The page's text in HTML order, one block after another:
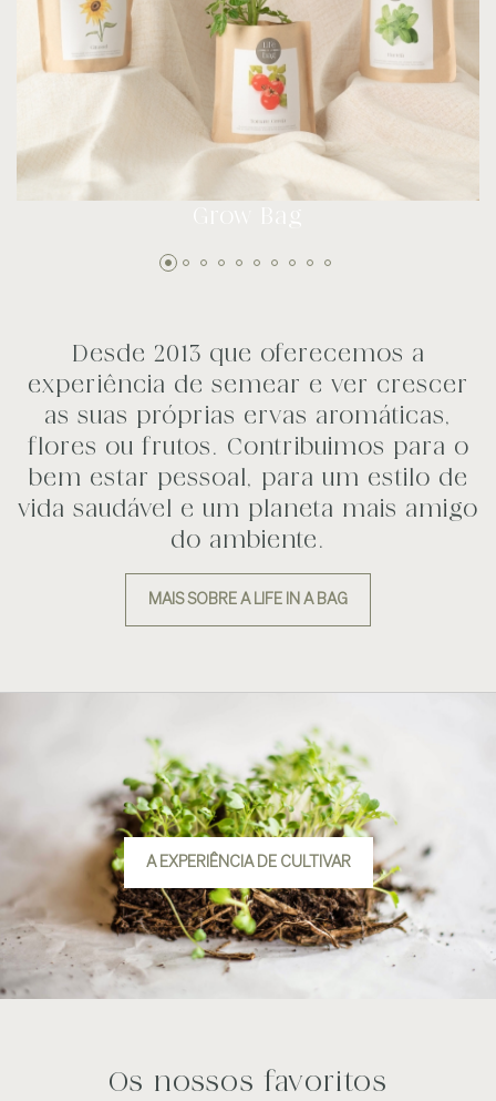
Desde 2013 que oferecemos a
experiência de semear e ver crescer
as suas próprias ervas aromáticas,
flores ou frutos. Contribuimos para o
bem estar pessoal, para um estilo de
vida saudável e um planeta mais amigo
do ambiente.
MAIS SOBRE A LIFE IN A BAG
A EXPERIÊNCIA DE CULTIVAR
Os nossos favoritos